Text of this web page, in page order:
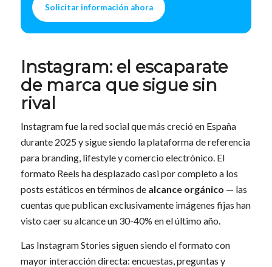
Solicitar información ahora
Instagram: el escaparate
de marca que sigue sin
rival
Instagram fue la red social que más creció en España
durante 2025 y sigue siendo la plataforma de referencia
para branding, lifestyle y comercio electrónico. El
formato Reels ha desplazado casi por completo a los
posts estáticos en términos de alcance orgánico — las
cuentas que publican exclusivamente imágenes fijas han
visto caer su alcance un 30-40% en el último año.
Las Instagram Stories siguen siendo el formato con
mayor interacción directa: encuestas, preguntas y